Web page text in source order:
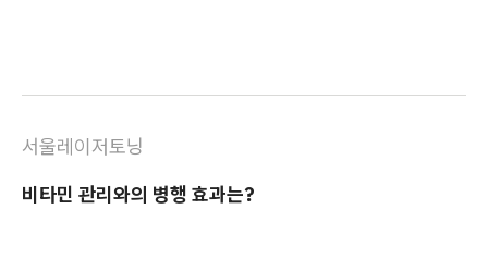
서울레이저토닝
비타민 관리와의 병행 효과는?